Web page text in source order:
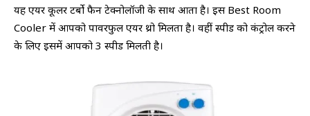
यह एयर कूलर टर्बो फैन टेक्नोलॉजी के साथ आता है। इस Best Room
Cooler में आपको पावरफुल एयर थ्रो मिलता है। वहीं स्पीड को कंट्रोल करने
के लिए इसमें आपको 3 स्पीड मिलती है।